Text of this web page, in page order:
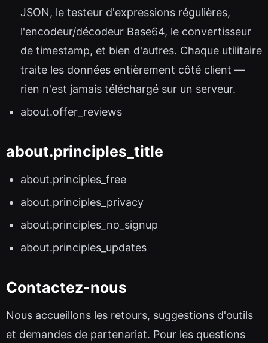
JSON, le testeur d'expressions régulières,
l'encodeur/décodeur Base64, le convertisseur
de timestamp, et bien d'autres. Chaque utilitaire
traite les données entièrement côté client —
rien n'est jamais téléchargé sur un serveur.
about.offer_reviews
about.principles_title
about.principles_free
about.principles_privacy
about.principles_no_signup
about.principles_updates
Contactez-nous
Nous accueillons les retours, suggestions d'outils
et demandes de partenariat. Pour les questions